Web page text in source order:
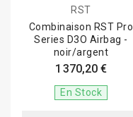
RST
Combinaison RST Pro
Series D3O Airbag -
noir/argent
1 370,20 €
En Stock